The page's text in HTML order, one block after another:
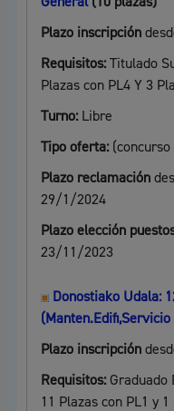
Plazo inscripción
Requisitos: Titulado
Plazas con PL4 Y 3
Turno: Libre
Tipo oferta:
Plazo reclamación
29/1/2024
Plazo elección
23/11/2023
Donostiako Udala:
(Manten.Edifi,Servicio
Plazo inscripción
Requisitos: Graduado
11 Plazas con PL1 y